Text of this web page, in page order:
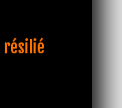
résilié